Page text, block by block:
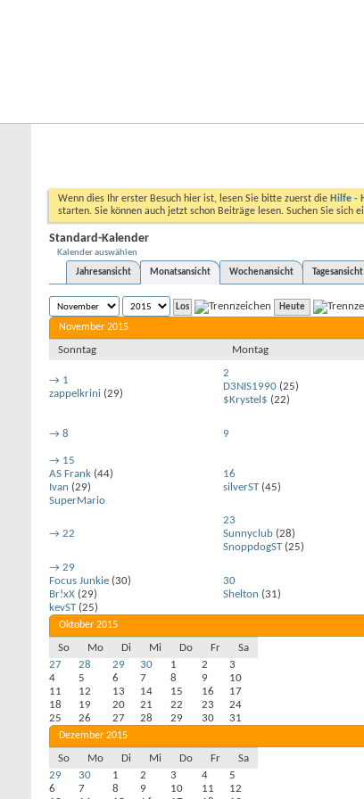
Wenn dies Ihr erster Besuch hier ist, lesen Sie bitte zuerst die Hilfe -
starten. Sie können auch jetzt schon Beiträge lesen. Suchen Sie sich
Standard-Kalender
Kalender auswählen
Jahresansicht
Monatsansicht Wochenansicht Tagesansicht
Heute
November 2015
Sonntag Montag
→ 1
zappelkrini (29)
2
D3NIS1990 (25)
$Krystel$ (22)
→ 8 9
→ 15
AS Frank (44)
Ivan (29)
SuperMario
16
silverST(45)
→ 22
23
Sunnyclub (28)
SnoppdogST(25)
→ 29
Focus Junkie (30)
Br!xX (29)
kevST(25)
30
Shelton (31)
Oktober 2015
So Mo Di Mi Do Fr
Sa
27
28 29 30 1 2
3
4
5 6 7 8 9
10
11
12 13 14 15 16
17
18
19 20 21 22 23
24
25
26 27 28 29 30 31
Dezember 2015
So Mo Di Mi Do Fr
Sa
29
30 1 2 3 4
5
6
7 8 9 10 11
12